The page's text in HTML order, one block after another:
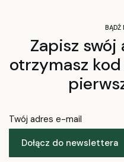
BĄDŹ
Zapisz
otrzymasz
Twój adres e-mail
Dołącz do newslettera